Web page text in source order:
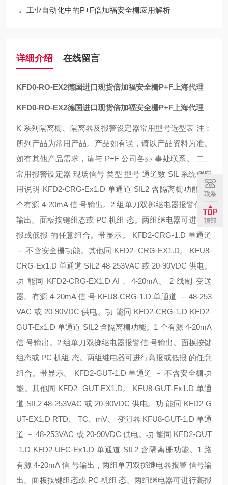
工业自动化中的P+F倍加福安全栅应用解析
详细介绍 在线留言
KFD0-RO-EX2德国进口现货倍加福安全栅P+F上海代理
KFD0-RO-EX2德国进口现货倍加福安全栅P+F上海代理
K 系列隔离栅、隔离器及报警设定器常用型号选型表 注：
所列产品为常用产品。产品如有误，请以产品资料为准。
如有其他产品需求，请与 P+F 公司各办 事处联系。 二、
常用报警设定器 现场信号 类型 型号 通道数 SIL 系统侧应
用说明 KFD2-CRG-Ex1.D 单通道 SIL2 含隔离栅功能。1
个有源 4-20mA 信 号输出。2 组单刀双掷继电器报警信 号
输出。面板按键组态或 PC 机组 态。两组继电器可进行高
报或低报 的任意组合。带显示。 KFD2-CRG-1.D 单通道
－ 不含安全栅功能。其他同 KFD2- CRG-EX1.D。 KFU8-
CRG-Ex1.D 单通道 SIL2 48-253VAC 或 20-90VDC 供电。
功 能同 KFD2-CRG-EX1.D AI， 4-20mA。 2 线制 变送
器。有源 4-20mA 信 号 KFU8-CRG-1.D 单通道 － 48-253
VAC 或 20-90VDC 供电。功 能同 KFD2-CRG-1.D KFD2-
GUT-Ex1.D 单通道 SIL2 含隔离栅功能。1 个有源 4-20mA
信 号输出。2 组单刀双掷继电器报警信 号输出。面板按键
组态或 PC 机组 态。两组继电器可进行高报或低报 的任意
组合。带显示。 KFD2-GUT-1.D 单通道 － 不含安全栅功
能。其他同 KFD2- GUT-EX1.D。 KFU8-GUT-Ex1.D 单通
道 SIL2 48-253VAC 或 20-90VDC 供电。功 能同 KFD2-G
UT-EX1.D RTD、 TC、mV、 变阻器 KFU8-GUT-1.D 单通
道 － 48-253VAC 或 20-90VDC 供电。功 能同 KFD2-GUT
-1.D KFD2-UFC-Ex1.D 单通道 SIL2 含隔离栅功能。1 路
有源 4-20mA 信 号输出，两组单刀双掷继电器报警 信号输
出。面板按键组态或 PC 机组 态。两组继电器可进行高报
联系
顶部